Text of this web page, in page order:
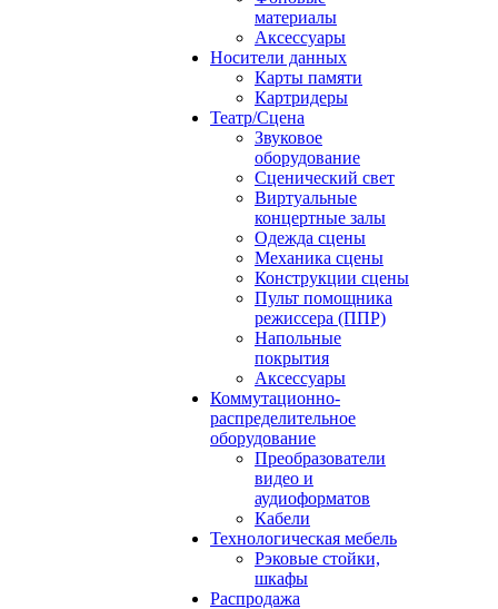
материалы
Аксессуары
Носители данных
Карты памяти
Картридеры
Театр/Сцена
Звуковое
оборудование
Сценический свет
Виртуальные
концертные залы
Одежда сцены
Механика сцены
Конструкции сцены
Пульт помощника
режиссера (ППР)
Напольные
покрытия
Аксессуары
Коммутационно-
распределительное
оборудование
Преобразователи
видео и
аудиоформатов
Кабели
Технологическая мебель
Рэковые стойки,
шкафы
Распродажа